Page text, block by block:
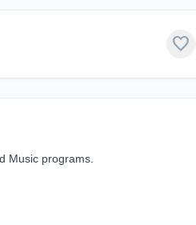
favorite
Music programs.